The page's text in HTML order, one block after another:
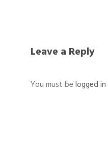
Leave a Reply
You must be logged in